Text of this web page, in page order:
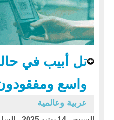
تل أبيب في
واسع
عربية وعالمية